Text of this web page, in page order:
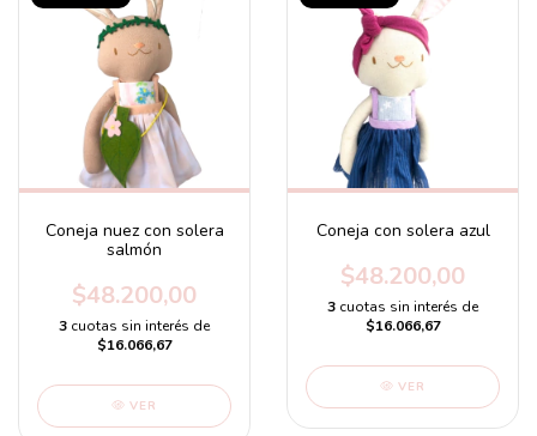
Coneja nuez con solera
salmón
$48.200,00
3 cuotas sin interés de
$16.066,67
VER
Coneja con solera azul
$48.200,00
3 cuotas sin interés de
$16.066,67
VER